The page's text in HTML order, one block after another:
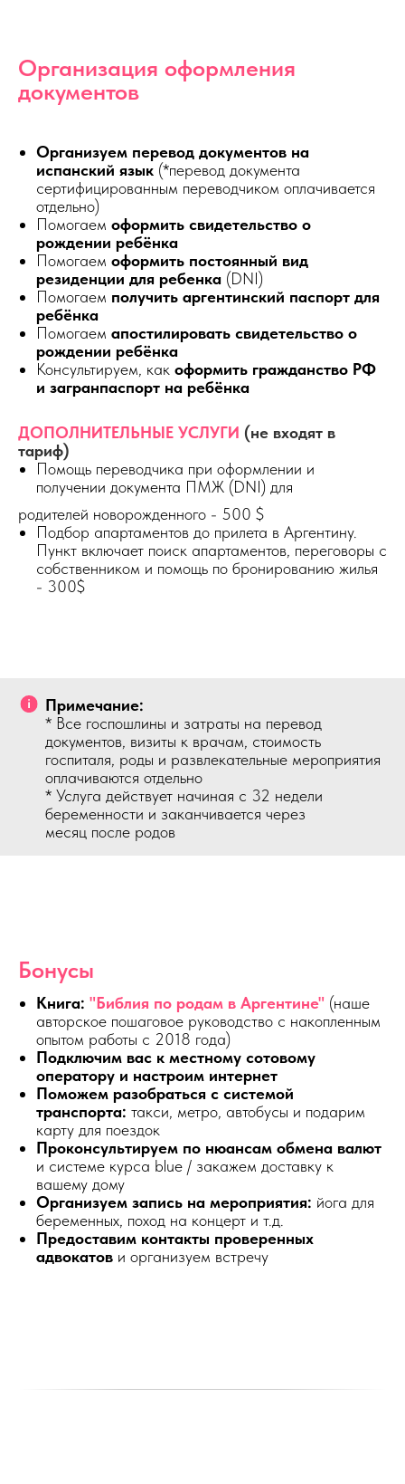
Организация оформления
документов
Организуем перевод документов на
испанский язык (*перевод документа
сертифицированным переводчиком оплачивается
отдельно)
Помогаем оформить свидетельство о
рождении ребёнка
Помогаем оформить постоянный вид
резиденции для ребенка (DNI)
Помогаем получить аргентинский паспорт для
ребёнка
Помогаем апостилировать свидетельство о
рождении ребёнка
Консультируем, как оформить гражданство РФ
и загранпаспорт на ребёнка
ДОПОЛНИТЕЛЬНЫЕ УСЛУГИ (не входят в
тариф)
Помощь переводчика при оформлении и
получении документа ПМЖ (DNI) для
родителей новорожденного - 500 $
Подбор апартаментов до прилета в Аргентину.
Пункт включает поиск апартаментов, переговоры с
собственником и помощь по бронированию жилья
- 300$
Примечание:
* Все госпошлины и затраты на перевод
документов, визиты к врачам, стоимость
госпиталя, роды и развлекательные мероприятия
оплачиваются отдельно
* Услуга действует начиная с 32 недели
беременности и заканчивается через
месяц после родов
Бонусы
Книга: "Библия по родам в Аргентине" (наше
авторское пошаговое руководство с накопленным
опытом работы с 2018 года)
Подключим вас к местному сотовому
оператору и настроим интернет
Поможем разобраться с системой
транспорта: такси, метро, автобусы и подарим
карту для поездок
Проконсультируем по нюансам обмена валют
и системе курса blue / закажем доставку к
вашему дому
Организуем запись на мероприятия: йога для
беременных, поход на концерт и т.д.
Предоставим контакты проверенных
адвокатов и организуем встречу